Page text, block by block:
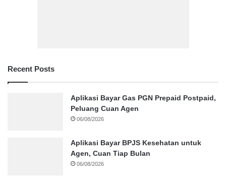
Recent Posts
Aplikasi Bayar Gas PGN Prepaid Postpaid,
Peluang Cuan Agen
06/08/2026
Aplikasi Bayar BPJS Kesehatan untuk
Agen, Cuan Tiap Bulan
06/08/2026